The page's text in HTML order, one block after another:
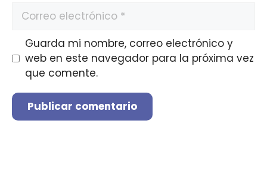
Guarda mi nombre, correo electrónico y
web en este navegador para la próxima vez
que comente.